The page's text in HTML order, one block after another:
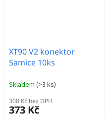
XT90 V2 konektor
Samice 10ks
Skladem (>3 ks)
308 Kč bez DPH
373 Kč